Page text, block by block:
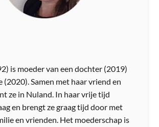
is moeder van een dochter (2019)
(2020). Samen met haar vriend en
ze in Nuland. In haar vrije tijd
en brengt ze graag tijd door met
en vrienden. Het moederschap is